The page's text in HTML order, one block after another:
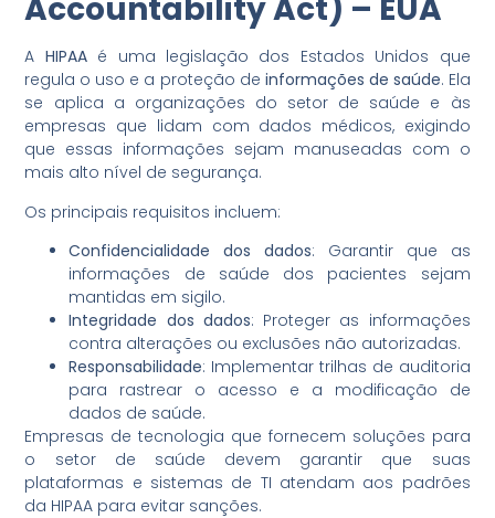
Accountability Act) – EUA
A HIPAAé uma legislação dos Estados Unidos que
regula o uso e a proteção de informações de saúde. Ela
se aplica a organizações do setor de saúde e às
empresas que lidam com dados médicos, exigindo
que essas informações sejam manuseadas com o
mais alto nível de segurança.
Os principais requisitos incluem:
Confidencialidade dos dados: Garantir que as
informações de saúde dos pacientes sejam
mantidas em sigilo.
Integridade dos dados: Proteger as informações
contra alterações ou exclusões não autorizadas.
Responsabilidade: Implementar trilhas de auditoria
para rastrear o acesso e a modificação de
dados de saúde.
Empresas de tecnologia que fornecem soluções para
o setor de saúde devem garantir que suas
plataformas e sistemas de TI atendam aos padrões
da HIPAA para evitar sanções.